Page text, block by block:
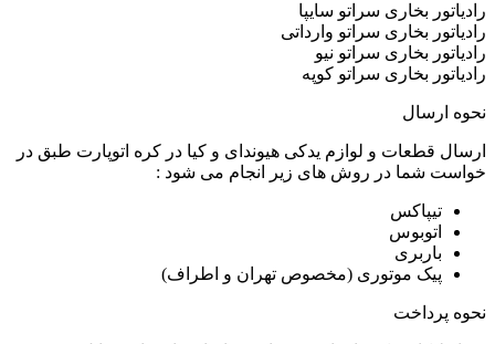
رادیاتور بخاری سراتو سایپا
رادیاتور بخاری سراتو وارداتی
رادیاتور بخاری سراتو نیو
رادیاتور بخاری سراتو کوپه
نحوه ارسال
ارسال قطعات و لوازم یدکی هیوندای و کیا در کره اتوپارت طبق در
خواست شما در روش های زیر انجام می شود :
تیپاکس
اتوبوس
باربری
پیک موتوری (مخصوص تهران و اطراف)
نحوه پرداخت